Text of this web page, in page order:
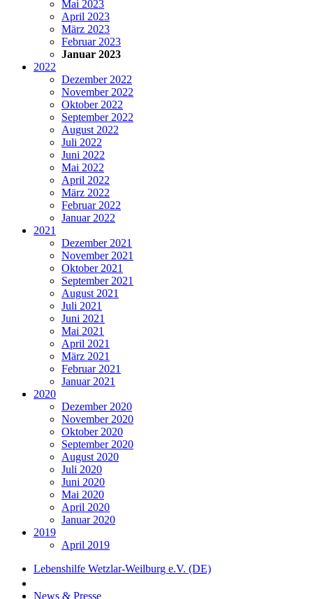
Mai 2023
April 2023
März 2023
Februar 2023
Januar 2023
2022
Dezember 2022
November 2022
Oktober 2022
September 2022
August 2022
Juli 2022
Juni 2022
Mai 2022
April 2022
März 2022
Februar 2022
Januar 2022
2021
Dezember 2021
November 2021
Oktober 2021
September 2021
August 2021
Juli 2021
Juni 2021
Mai 2021
April 2021
März 2021
Februar 2021
Januar 2021
2020
Dezember 2020
November 2020
Oktober 2020
September 2020
August 2020
Juli 2020
Juni 2020
Mai 2020
April 2020
Januar 2020
2019
April 2019
Lebenshilfe Wetzlar-Weilburg e.V. (DE)
News & Presse